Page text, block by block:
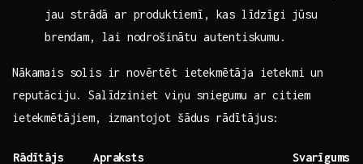
⁣jau strādā ar produktiemī, kas ⁣līdzīgi jūsu
brendam, lai⁢ nodrošinātu autentiskumu.
Nākamais ​solis ir ‌novērtēt ietekmētāja ietekmi un
reputāciju. Salīdziniet ⁢viņu sniegumu ar ⁣citiem
ietekmētājiem, izmantojot šādus rādītājus:
Rādītājs Apraksts Svarīgums